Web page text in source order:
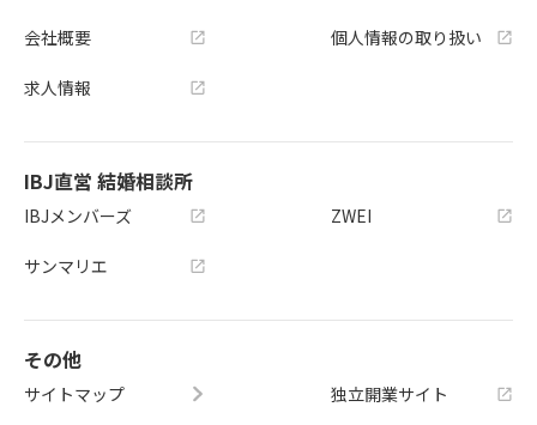
会社概要
求人情報
個人情報の取り扱い
IBJ直営 結婚相談所
IBJメンバーズ
サンマリエ
ZWEI
その他
サイトマップ
独立開業サイト